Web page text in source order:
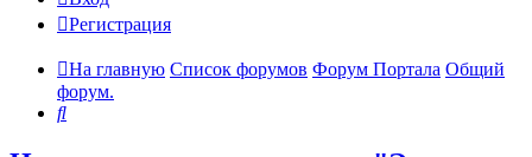
Регистрация
На главную Список форумов Форум Портала Общий
форум.
Поиск